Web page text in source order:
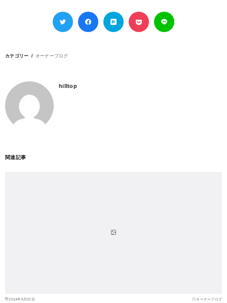
カテゴリー オーナーブログ
hilltop
関連記事
2014年6月22日 オーナーブログ